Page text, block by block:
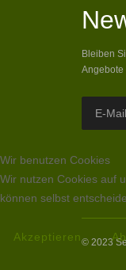
Bleiben
Angebote
© 2023
Wir benutzen Cookies
Wir nutzen Cookies auf
können selbst
Akzeptieren